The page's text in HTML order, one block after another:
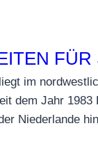
im
dem Jahr
Niederlande